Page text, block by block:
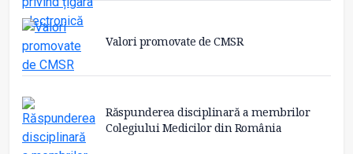
Valori promovate de CMSR
Răspunderea disciplinară a membrilor
Colegiului Medicilor din România